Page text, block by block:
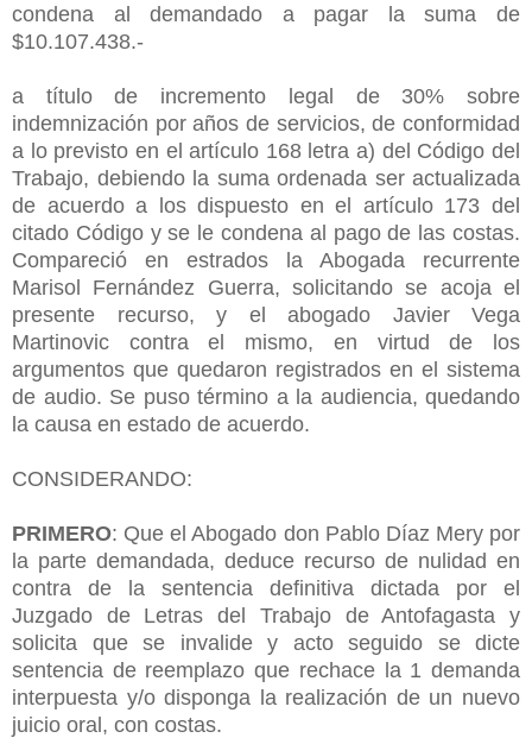
condena al demandado a pagar la suma de
$10.107.438.-
a título de incremento legal de 30% sobre
indemnización por años de servicios, de conformidad
a lo previsto en el artículo 168 letra a) del Código del
Trabajo, debiendo la suma ordenada ser actualizada
de acuerdo a los dispuesto en el artículo 173 del
citado Código y se le condena al pago de las costas.
Compareció en estrados la Abogada recurrente
Marisol Fernández Guerra, solicitando se acoja el
presente recurso, y el abogado Javier Vega
Martinovic contra el mismo, en virtud de los
argumentos que quedaron registrados en el sistema
de audio. Se puso término a la audiencia, quedando
la causa en estado de acuerdo.
CONSIDERANDO:
PRIMERO: Que el Abogado don Pablo Díaz Mery por
la parte demandada, deduce recurso de nulidad en
contra de la sentencia definitiva dictada por el
Juzgado de Letras del Trabajo de Antofagasta y
solicita que se invalide y acto seguido se dicte
sentencia de reemplazo que rechace la 1 demanda
interpuesta y/o disponga la realización de un nuevo
juicio oral, con costas.